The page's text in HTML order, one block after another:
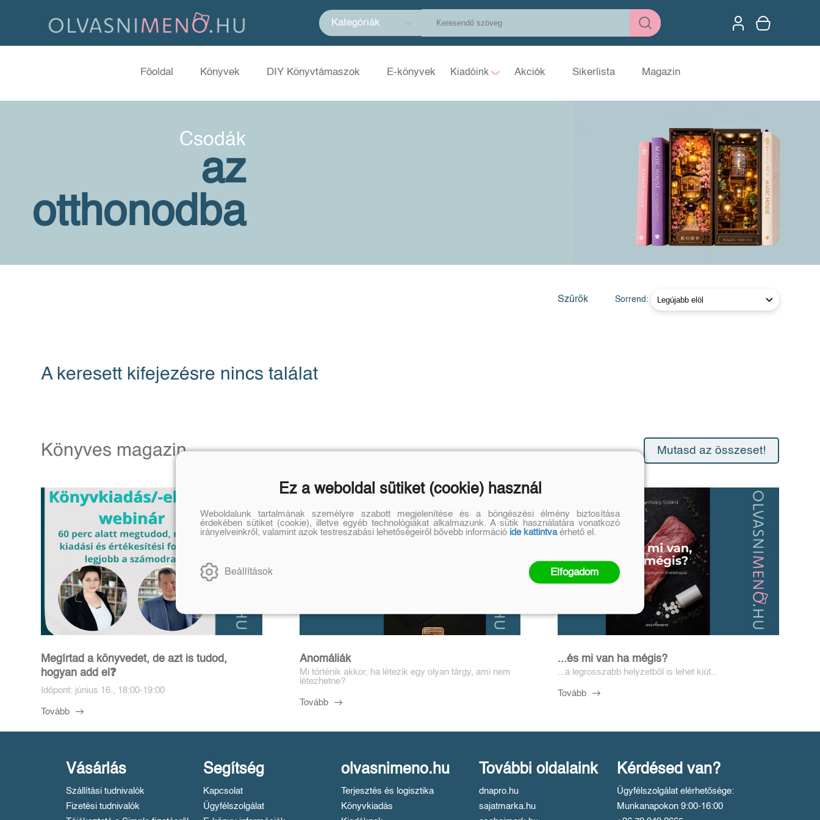
Kategóriák
Főoldal Könyvek DIY Könyvtámaszok E-könyvek Kiadóink Akciók Sikerlista Magazin
Csodák
az
otthonodba
Szűrők Sorrend:
A keresett kifejezésre nincs találat
Könyves magazin Mutasd az összeset!
Megírtad a könyvedet, de azt is tudod,
hogyan add el❓️
Időpont: június 16., 18:00-19:00
Tovább
Anomáliák
Mi történik akkor, ha létezik egy olyan tárgy, ami nem
létezhetne?
Tovább
...és mi van ha mégis?
...a legrosszabb helyzetből is lehet kiút...
Tovább
Vásárlás
Szállítási tudnivalók
Fizetési tudnivalók
Segítség
Kapcsolat
Ügyfélszolgálat
olvasnimeno.hu
Terjesztés és logisztika
Könyvkiadás
További oldalaink
dnapro.hu
sajatmarka.hu
Kérdésed van?
Ügyfélszolgálat elérhetősége:
Munkanapokon 9:00-16:00
Ez a weboldal sütiket (cookie) használ
Weboldalunk tartalmának személyre szabott megjelenítése és a böngészési élmény biztosítása
érdekében sütiket (cookie), illetve egyéb technológiákat alkalmazunk. A sütik használatára vonatkozó
irányelveinkről, valamint azok testreszabási lehetőségeiről bővebb információ ide kattintvaérhető el.
Beállítások Elfogadom